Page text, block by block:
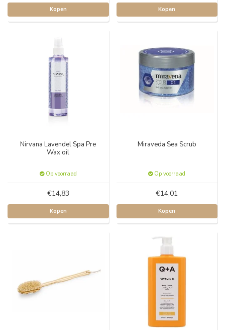
Kopen Kopen
Nirvana Lavendel Spa Pre
Wax oil
Op voorraad
€14,83
Kopen
Miraveda Sea Scrub
Op voorraad
€14,01
Kopen